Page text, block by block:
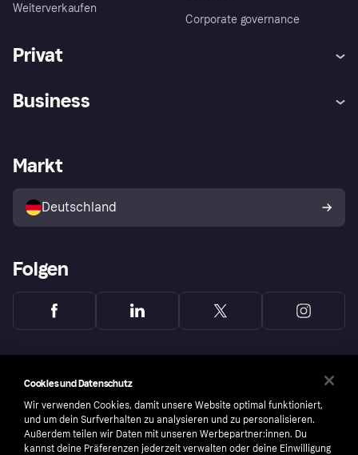
Weiterverkaufen
Corporate governance
Privat
Klarna App
Shops entdecken
Käuferschutzrichtlinie
Dein Widerrufsrecht
Business
Händlerportal
Markt
Deutschland
Folgen
Cookies und Datenschutz
Wir verwenden Cookies, damit unsere Website optimal funktioniert,
und um dein Surfverhalten zu analysieren und zu personalisieren.
Außerdem teilen wir Daten mit unseren Werbepartner:innen. Du
kannst deine Präferenzen jederzeit verwalten oder deine Einwilligung